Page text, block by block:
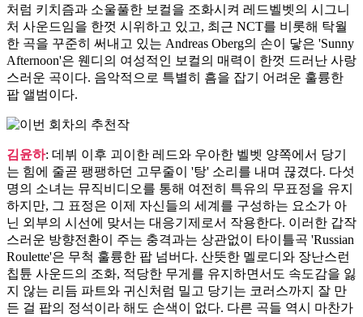
처럼 키치즘과 소울풀한 보컬을 조화시켜 레드벨벳의 시그니
처 사운드임을 한껏 시위하고 있고, 최근 NCT를 비롯해 탁월
한 곡을 꾸준히 써내고 있는 Andreas Oberg의 손이 닿은 'Sunny
Afternoon'은 웬디의 여성적인 보컬의 매력이 한껏 드러난 사랑
스러운 곡이다. 음악적으로 특별히 흠을 잡기 어려운 훌륭한
팝 앨범이다.
김윤하: 데뷔 이후 괴이한 레드와 우아한 벨벳 양쪽에서 당기
는 힘에 줄곧 팽팽하던 고무줄이 '탕' 소리를 내며 끊겼다. 다섯
명의 소녀는 뮤직비디오를 통해 여전히 특유의 무표정을 유지
하지만, 그 표정은 이제 자신들의 세계를 구성하는 요소가 아
닌 외부의 시선에 맞서는 대응기제로서 작용한다. 이러한 갑작
스러운 방향전환이 주는 충격과는 상관없이 타이틀곡 'Russian
Roulette'은 무척 훌륭한 팝 넘버다. 산뜻한 멜로디와 장난스런
칩튠 사운드의 조화, 적당한 무게를 유지하면서도 속도감을 잃
지 않는 리듬 파트와 귀신처럼 밀고 당기는 코러스까지 잘 만
든 걸 팝의 정석이라 해도 손색이 없다. 다른 곡들 역시 마찬가